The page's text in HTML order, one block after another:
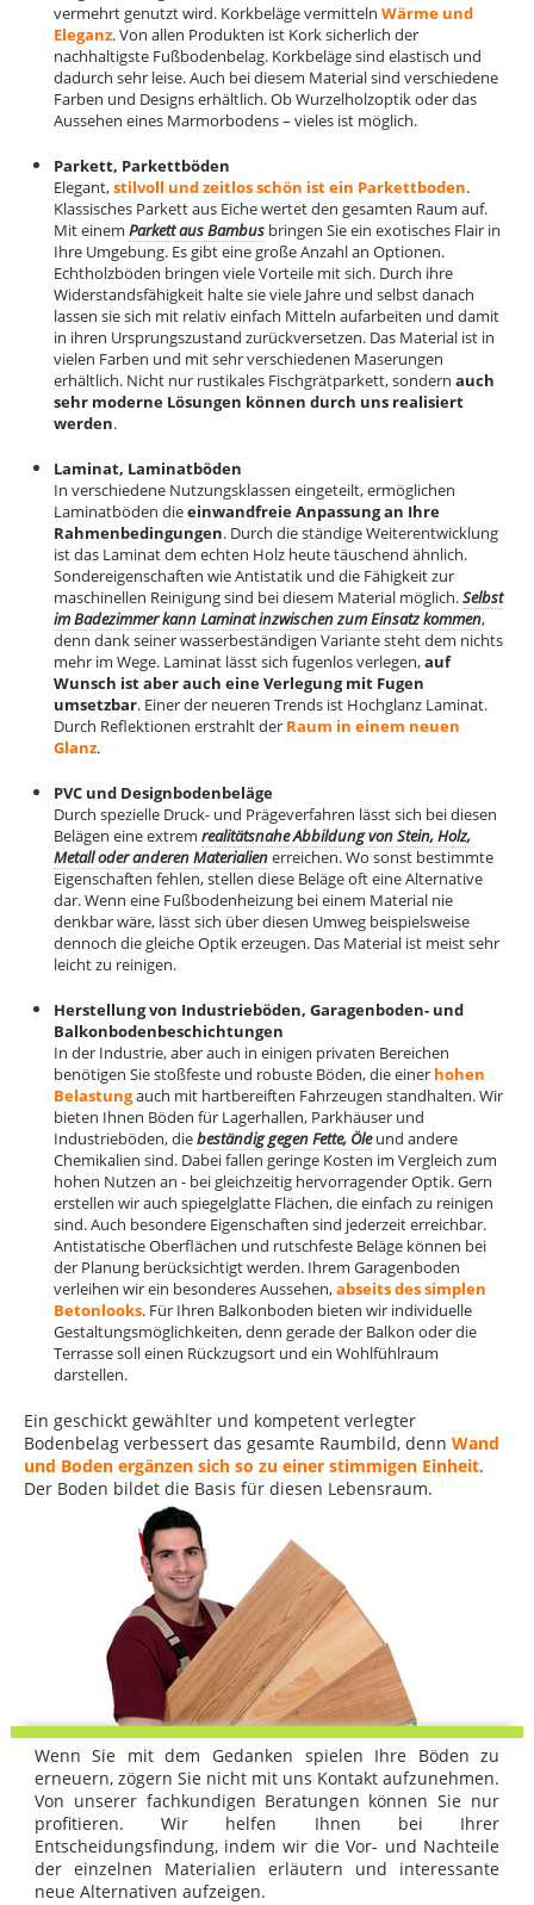
vermehrt genutzt wird. Korkbeläge vermitteln Wärme und
Eleganz. Von allen Produkten ist Kork sicherlich der
nachhaltigste Fußbodenbelag. Korkbeläge sind elastisch und
dadurch sehr leise. Auch bei diesem Material sind verschiedene
Farben und Designs erhältlich. Ob Wurzelholzoptik oder das
Aussehen eines Marmorbodens – vieles ist möglich.
Parkett, Parkettböden
Elegant,stilvoll und zeitlos schön ist ein Parkettboden.
Klassisches Parkett aus Eiche wertet den gesamten Raum auf.
Mit einem Parkett aus Bambus bringen Sie ein exotisches Flair in
Ihre Umgebung. Es gibt eine große Anzahl an Optionen.
Echtholzböden bringen viele Vorteile mit sich. Durch ihre
Widerstandsfähigkeit halte sie viele Jahre und selbst danach
lassen sie sich mit relativ einfach Mitteln aufarbeiten und damit
in ihren Ursprungszustand zurückversetzen. Das Material ist in
vielen Farben und mit sehr verschiedenen Maserungen
erhältlich. Nicht nur rustikales Fischgrätparkett, sondern auch
sehr moderne Lösungen können durch uns realisiert
werden.
Laminat, Laminatböden
In verschiedene Nutzungsklassen eingeteilt, ermöglichen
Laminatböden dieeinwandfreie Anpassung an Ihre
Rahmenbedingungen. Durch die ständige Weiterentwicklung
ist das Laminat dem echten Holz heute täuschend ähnlich.
Sondereigenschaften wie Antistatik und die Fähigkeit zur
maschinellen Reinigung sind bei diesem Material möglich.Selbst
im Badezimmer kann Laminat inzwischen zum Einsatz kommen,
denn dank seiner wasserbeständigen Variante steht dem nichts
mehr im Wege. Laminat lässt sich fugenlos verlegen,auf
Wunsch ist aber auch eine Verlegung mit Fugen
umsetzbar. Einer der neueren Trends ist Hochglanz Laminat.
Durch Reflektionen erstrahlt der Raum in einem neuen
Glanz.
PVC und Designbodenbeläge
Durch spezielle Druck- und Prägeverfahren lässt sich bei diesen
Belägen eine extrem realitätsnahe Abbildung von Stein, Holz,
Metall oder anderen Materialienerreichen. Wo sonst bestimmte
Eigenschaften fehlen, stellen diese Beläge oft eine Alternative
dar. Wenn eine Fußbodenheizung bei einem Material nie
denkbar wäre, lässt sich über diesen Umweg beispielsweise
dennoch die gleiche Optik erzeugen. Das Material ist meist sehr
leicht zu reinigen.
Herstellung von Industrieböden, Garagenboden- und
Balkonbodenbeschichtungen
In der Industrie, aber auch in einigen privaten Bereichen
benötigen Sie stoßfeste und robuste Böden, die einer hohen
Belastungauch mit hartbereiften Fahrzeugen standhalten. Wir
bieten Ihnen Böden für Lagerhallen, Parkhäuser und
Industrieböden, diebeständig gegen Fette, Öleund andere
Chemikalien sind. Dabei fallen geringe Kosten im Vergleich zum
hohen Nutzen an - bei gleichzeitig hervorragender Optik. Gern
erstellen wir auch spiegelglatte Flächen, die einfach zu reinigen
sind. Auch besondere Eigenschaften sind jederzeit erreichbar.
Antistatische Oberflächen und rutschfeste Beläge können bei
der Planung berücksichtigt werden. Ihrem Garagenboden
verleihen wir ein besonderes Aussehen,abseits des simplen
Betonlooks. Für Ihren Balkonboden bieten wir individuelle
Gestaltungsmöglichkeiten, denn gerade der Balkon oder die
Terrasse soll einen Rückzugsort und ein Wohlfühlraum
darstellen.
Ein geschickt gewählter und kompetent verlegter
Bodenbelag verbessert das gesamte Raumbild, denn Wand
und Boden ergänzen sich so zu einer stimmigen Einheit.
Der Boden bildet die Basis für diesen Lebensraum.
Wenn Sie mit dem Gedanken spielen Ihre Böden zu
erneuern, zögern Sie nicht mit uns Kontakt aufzunehmen.
Von unserer fachkundigen Beratungen können Sie nur
profitieren. Wir helfen Ihnen bei Ihrer
Entscheidungsfindung, indem wir die Vor- und Nachteile
der einzelnen Materialien erläutern und interessante
neue Alternativen aufzeigen.